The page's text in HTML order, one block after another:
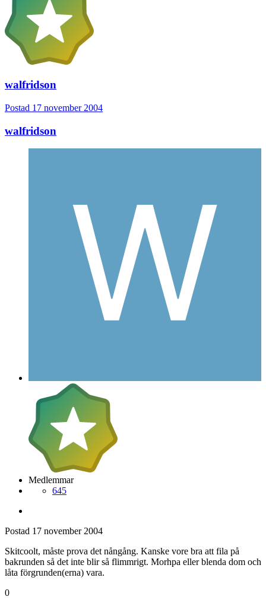
walfridson
Postad 17 november 2004
walfridson
Medlemmar
645
Postad 17 november 2004
Skitcoolt, måste prova det nångång. Kanske vore bra att fila på
bakrunden så det inte blir så flimmrigt. Morhpa eller blenda dom och
låta förgrunden(erna) vara.
0